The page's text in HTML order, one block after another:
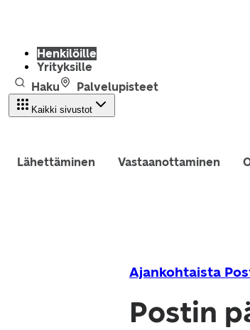
Henkilöille
Yrityksille
Haku
Palvelupisteet
Kaikki sivustot
Lähettäminen Vastaanottaminen
Ajankohtaista
Postin